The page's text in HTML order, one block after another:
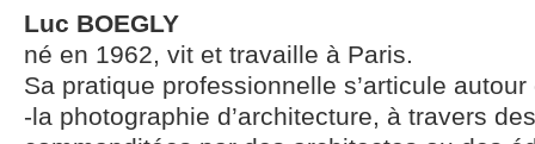
Luc BOEGLY
né en 1962, vit et travaille à Paris.
Sa pratique professionnelle s’articule
-la photographie d’architecture, à travers